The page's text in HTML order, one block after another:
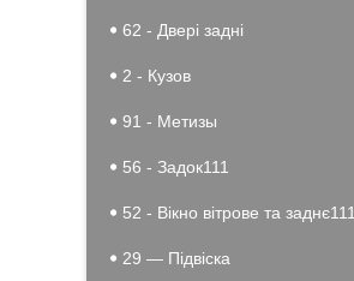
62 - Двері задні
2 - Кузов
91 - Метизы
56 - Задок111
52 - Вікно вітрове та заднє111
29 — Підвіска